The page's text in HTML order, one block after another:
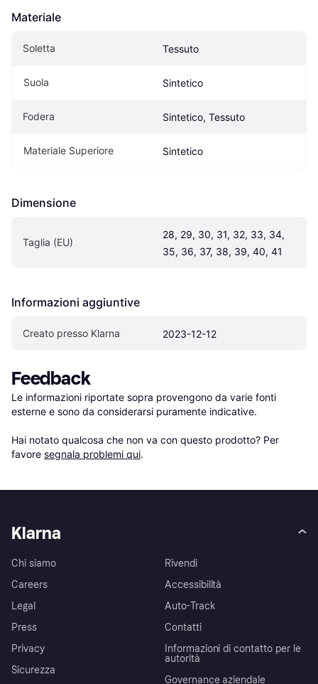
Materiale
Soletta Tessuto
Suola Sintetico
Fodera Sintetico, Tessuto
Materiale Superiore Sintetico
Dimensione
Taglia (EU)
28, 29, 30, 31, 32, 33, 34,
35, 36, 37, 38, 39, 40, 41
Informazioni aggiuntive
Creato presso Klarna 2023-12-12
Feedback
Le informazioni riportate sopra provengono da varie fonti
esterne e sono da considerarsi puramente indicative.
Hai notato qualcosa che non va con questo prodotto? Per
favore segnala problemi qui.
Klarna
Chi siamo
Careers
Legal
Press
Privacy
Sicurezza
Rivendi
Accessibilità
Auto-Track
Contatti
Informazioni di contatto per le
autorità
Governance aziendale